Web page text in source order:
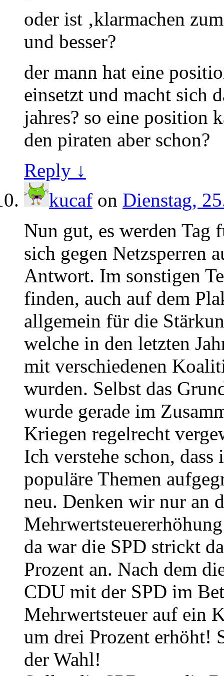
oder ist ‚klarmachen
und besser?
der mann hat eine
einsetzt und macht sich
jahres? so eine position
den piraten aber schon?
Reply ↓
kucaf on Dienstag,
Nun gut, es werden Tag
sich gegen Netzsperren
Antwort. Im sonstigen
finden, auch auf dem
allgemein für die
welche in den letzten
mit verschiedenen
wurden. Selbst das
wurde gerade im
Kriegen regelrecht
Ich verstehe schon,
populäre Themen
neu. Denken wir nur an
da war die SPD strickt
Prozent an. Nach dem
CDU mit der SPD im
Mehrwertsteuer auf ein
um drei Prozent erhöht!
der Wahl!